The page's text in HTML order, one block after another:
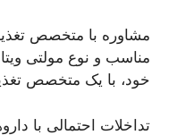
مشاوره با متخصص
مناسب و نوع مولتی
خود، با یک متخصص
تداخلات احتمالی با